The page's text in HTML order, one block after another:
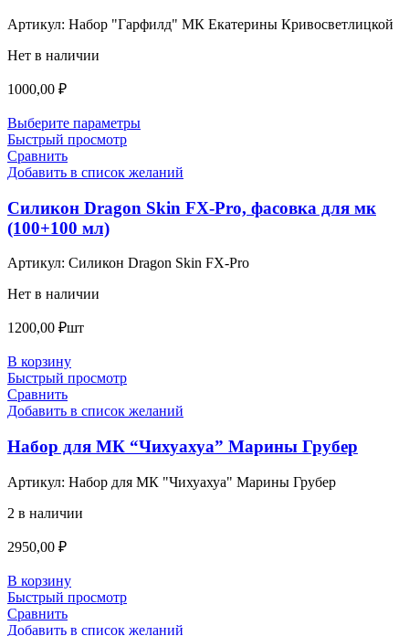
Артикул: Набор "Гарфилд" МК Екатерины Кривосветлицкой
Нет в наличии
1000,00 ₽
Выберите параметры
Быстрый просмотр
Сравнить
Добавить в список желаний
Силикон Dragon Skin FX-Pro, фасовка для мк
(100+100 мл)
Артикул: Силикон Dragon Skin FX-Pro
Нет в наличии
1200,00 ₽шт
В корзину
Быстрый просмотр
Сравнить
Добавить в список желаний
Набор для МК “Чихуахуа” Марины Грубер
Артикул: Набор для МК "Чихуахуа" Марины Грубер
2 в наличии
2950,00 ₽
В корзину
Быстрый просмотр
Сравнить
Добавить в список желаний